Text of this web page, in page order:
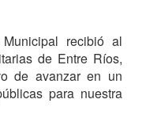
recibió al
de Entre Ríos,
de avanzar en un
para nuestra